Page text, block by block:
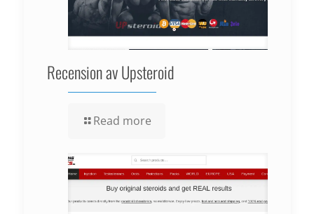
Recension av Upsteroid
Read more